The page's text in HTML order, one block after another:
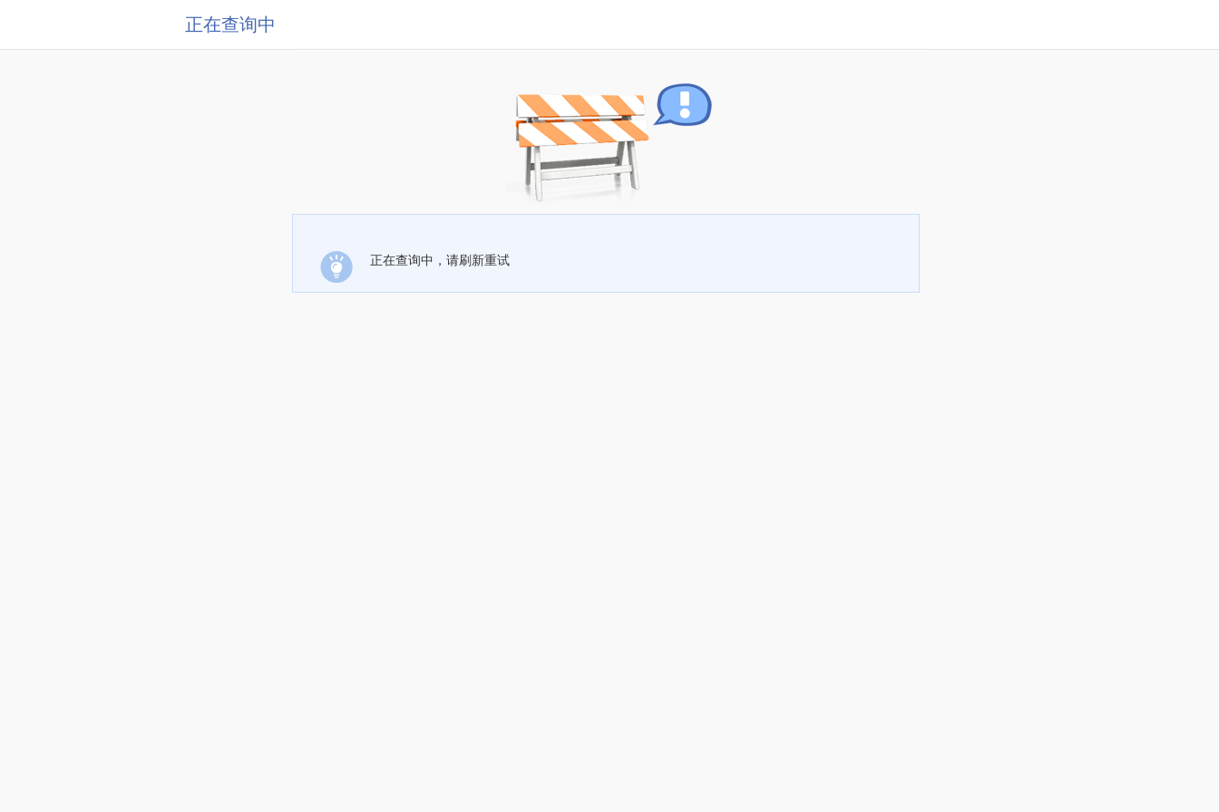
正在查询中
正在查询中，请刷新重试